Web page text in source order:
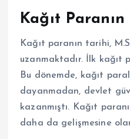
Kağıt Paranın
Kağıt paranın tarihi,
uzanmaktadır. İlk kağıt
Bu dönemde, kağıt
dayanmadan, devlet
kazanmıştı. Kağıt
daha da gelişmesine